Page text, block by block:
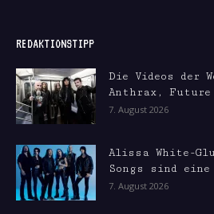
REDAKTIONSTIPP
Die Videos der
Anthrax, Future
7. August 2026
Alissa White-
Songs sind eine
7. August 2026